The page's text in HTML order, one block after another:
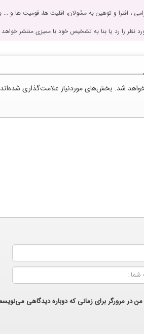
، افترا و توهین به مسٔولان، اقلیت ها، قومیت ها و
نظر را رد یا بنا به تشخیص خود با ممیزی منتشر خواهد
شد. بخش‌های موردنیاز علامت‌گذاری شده‌اند
در مرورگر برای زمانی که دوباره دیدگاهی